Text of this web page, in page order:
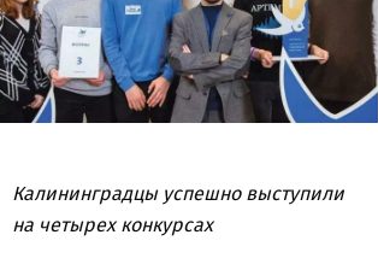
Калининградцы успешно выступили
на четырех конкурсах